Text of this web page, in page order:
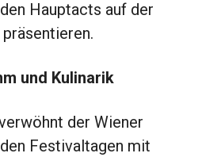
Hauptacts auf der
und Kulinarik
der Wiener
Festivaltagen mit